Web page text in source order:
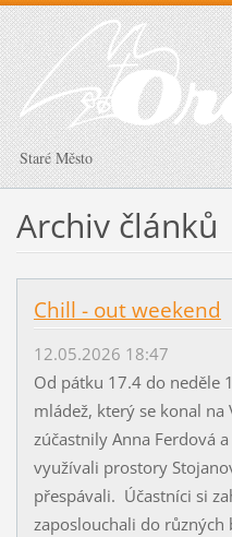
Staré Město
Archiv článků
Chill - out weekend
12.05.2026 18:47
Od pátku 17.4 do neděle
mládež, který se konal na
zúčastnily Anna Ferdová
využívali prostory
přespávali. Účastníci si
zaposlouchali do různých